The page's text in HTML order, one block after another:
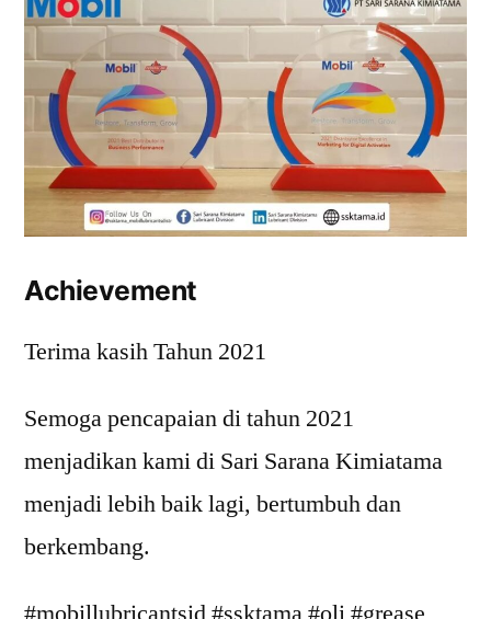
Achievement
Terima kasih Tahun 2021
Semoga pencapaian di tahun 2021
menjadikan kami di Sari Sarana Kimiatama
menjadi lebih baik lagi, bertumbuh dan
berkembang.